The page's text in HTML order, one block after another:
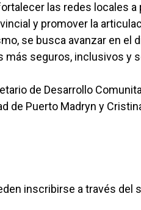
las redes locales
y promover la
se busca avanzar en
seguros, inclusivos y
de Desarrollo
de Puerto Madryn y
inscribirse a través del